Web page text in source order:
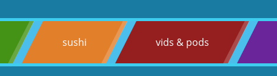
sushi vids & pods